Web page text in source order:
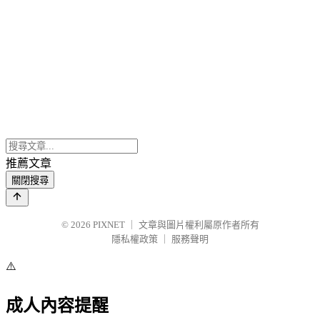
推薦文章
關閉搜尋
© 2026 PIXNET
文章與圖片權利屬原作者所有
隱私權政策
服務聲明
⚠️
成人內容提醒